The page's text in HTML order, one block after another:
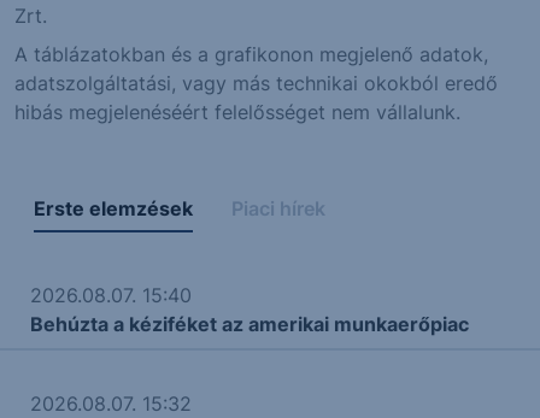
Zrt.
A táblázatokban és a grafikonon megjelenő adatok,
adatszolgáltatási, vagy más technikai okokból eredő
hibás megjelenéséért felelősséget nem vállalunk.
Erste elemzések Piaci hírek
2026.08.07. 15:40
Behúzta a kéziféket az amerikai munkaerőpiac
2026.08.07. 15:32